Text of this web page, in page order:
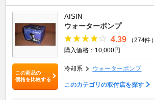
この商品の
価格を比較する
AISIN
ウォーターポンプ
4.39
（274件）
購入価格：10,000円
冷却系 ウォーターポンプ
このカテゴリの取付店を探す